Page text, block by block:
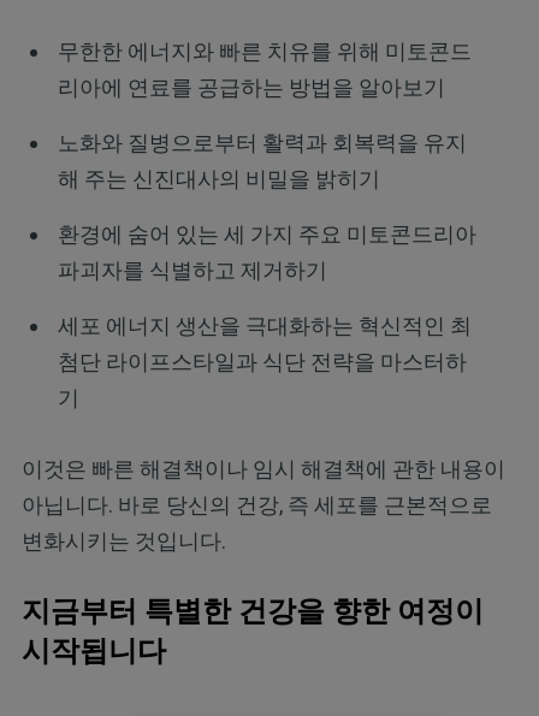
무한한 에너지와 빠른 치유를 위해 미토콘드
리아에 연료를 공급하는 방법을 알아보기
노화와 질병으로부터 활력과 회복력을 유지
해 주는 신진대사의 비밀을 밝히기
환경에 숨어 있는 세 가지 주요 미토콘드리아
파괴자를 식별하고 제거하기
세포 에너지 생산을 극대화하는 혁신적인 최
첨단 라이프스타일과 식단 전략을 마스터하
기
이것은 빠른 해결책이나 임시 해결책에 관한 내용이
아닙니다. 바로 당신의 건강, 즉 세포를 근본적으로
변화시키는 것입니다.
지금부터 특별한 건강을 향한 여정이
시작됩니다